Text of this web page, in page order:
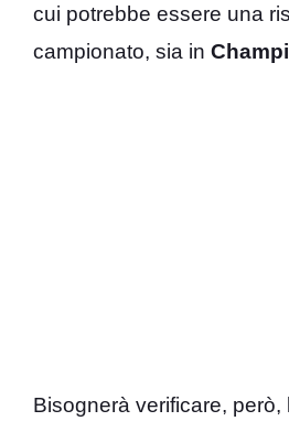
cui potrebbe essere una
campionato, sia in
Bisognerà verificare, però,